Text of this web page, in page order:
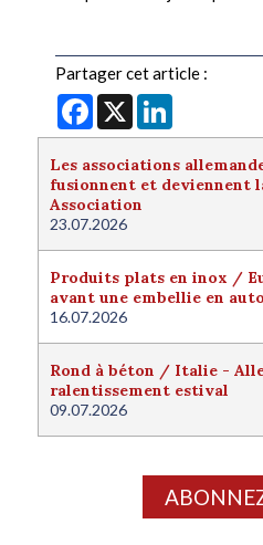
Partager cet article :
Facebook
X
Les associations
fusionnent et deviennent
Association
23.07.2026
Produits plats en inox /
avant une embellie en
16.07.2026
Rond à béton / Italie -
ralentissement estival
09.07.2026